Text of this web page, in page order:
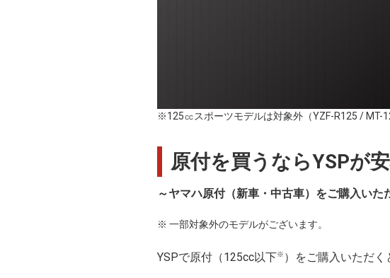
※125㏄スポーツモデルは対象外（YZF-R125 / MT-
原付を買うならYSPが
～ヤマハ原付（新車・中古車）をご購入い
※ 一部対象外のモデルがございます。
YSPで原付（125cc以下※ ）をご購入いただ